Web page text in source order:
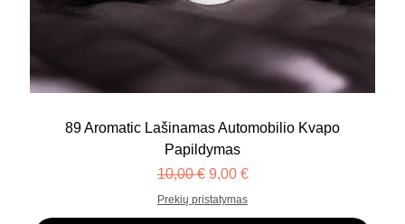
89 Aromatic Lašinamas Automobilio Kvapo
Papildymas
Įprastinė kaina
10,00 € Pardavimo kaina
9,00 €
Prekių pristatymas